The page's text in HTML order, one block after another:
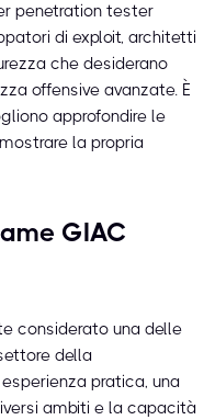
penetration tester
di exploit, architetti
che desiderano
offensive avanzate. È
approfondire le
la propria
GIAC
considerato una delle
della
pratica, una
ambiti e la capacità